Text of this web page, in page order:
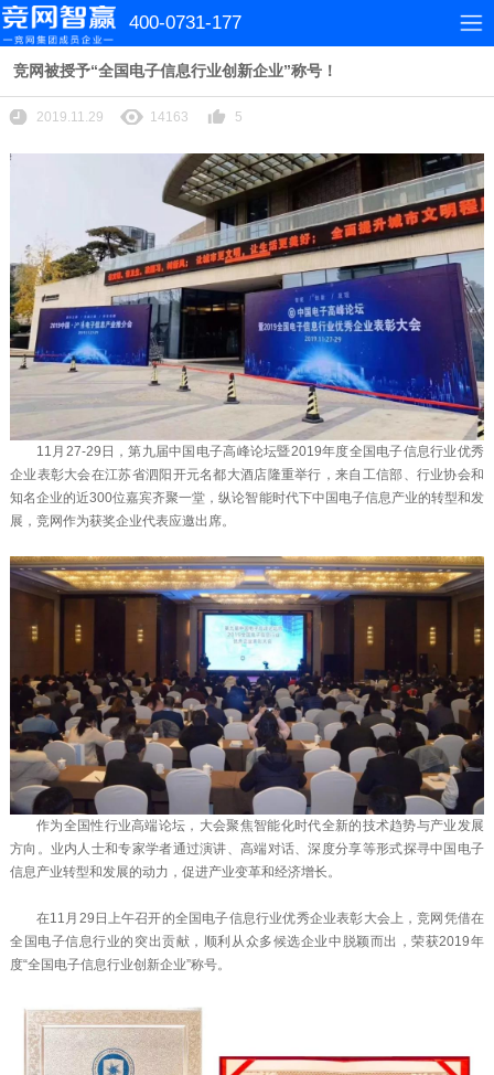
400-0731-177
竞网被授予“全国电子信息行业创新企业”称号！
2019.11.29 14163 5
11月27-29日，第九届中国电子高峰论坛暨2019年度全国电子信息行业优秀
企业表彰大会在江苏省泗阳开元名都大酒店隆重举行，来自工信部、行业协会和
知名企业的近300位嘉宾齐聚一堂，纵论智能时代下中国电子信息产业的转型和发
展，竞网作为获奖企业代表应邀出席。
作为全国性行业高端论坛，大会聚焦智能化时代全新的技术趋势与产业发展
方向。业内人士和专家学者通过演讲、高端对话、深度分享等形式探寻中国电子
信息产业转型和发展的动力，促进产业变革和经济增长。
在11月29日上午召开的全国电子信息行业优秀企业表彰大会上，竞网凭借在
全国电子信息行业的突出贡献，顺利从众多候选企业中脱颖而出，荣获2019年
度“全国电子信息行业创新企业”称号。